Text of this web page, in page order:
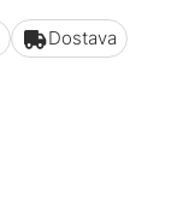
Dostava